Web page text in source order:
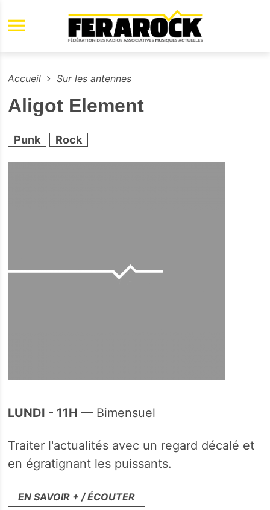
Aller au contenu principal
Accueil Sur les antennes
Aligot Element
Punk Rock
LUNDI - 11H— Bimensuel
Traiter l'actualités avec un regard décalé et
en égratignant les puissants.
EN SAVOIR + / ÉCOUTER